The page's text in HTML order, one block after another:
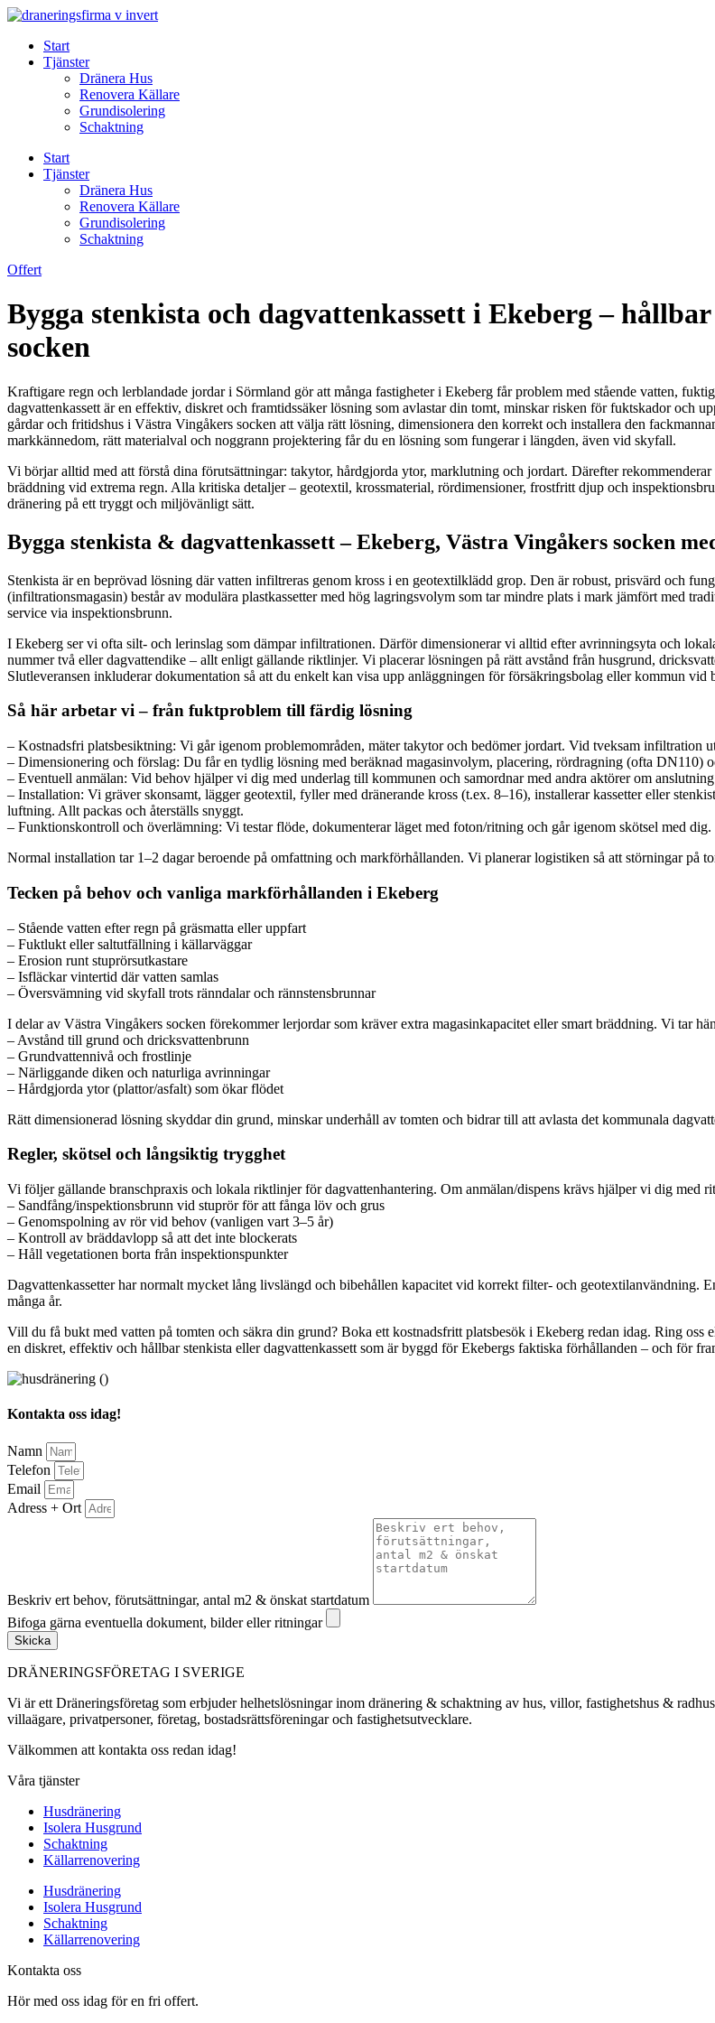
Skip
contentStart
Tjänster
Dränera Hus
Renovera Källare
Grundisolering
Schaktning
Start
Tjänster
Dränera Hus
Renovera Källare
Grundisolering
Schaktning
Offert
Bygga stenkista och dagvattenkassett i Ekeberg –
socken
Kraftigare regn och lerblandade jordar i Sörmland gör att många fastigheter i Ekeberg får problem med stående vatten,
dagvattenkassett är en effektiv, diskret och framtidssäker lösning som avlastar din tomt, minskar risken för fuktskador och
gårdar och fritidshus i Västra Vingåkers socken att välja rätt lösning, dimensionera den korrekt och installera den
markkännedom, rätt materialval och noggrann projektering får du en lösning som fungerar i längden, även vid skyfall.
Vi börjar alltid med att förstå dina förutsättningar: takytor, hårdgjorda ytor, marklutning och jordart. Därefter
bräddning vid extrema regn. Alla kritiska detaljer – geotextil, krossmaterial, rördimensioner, frostfritt djup och
dränering på ett tryggt och miljövänligt sätt.
Bygga stenkista & dagvattenkassett – Ekeberg, Västra Vingåkers socken
Stenkista är en beprövad lösning där vatten infiltreras genom kross i en geotextilklädd grop. Den är robust, prisvärd och
(infiltrationsmagasin) består av modulära plastkassetter med hög lagringsvolym som tar mindre plats i mark jämfört med
service via inspektionsbrunn.
I Ekeberg ser vi ofta silt- och lerinslag som dämpar infiltrationen. Därför dimensionerar vi alltid efter avrinningsyta och
nummer två eller dagvattendike – allt enligt gällande riktlinjer. Vi placerar lösningen på rätt avstånd från husgrund,
Slutleveransen inkluderar dokumentation så att du enkelt kan visa upp anläggningen för försäkringsbolag eller kommun vid
Så här arbetar vi – från fuktproblem till färdig lösning
– Kostnadsfri platsbesiktning: Vi går igenom problemområden, mäter takytor och bedömer jordart. Vid tveksam infiltration
– Dimensionering och förslag: Du får en tydlig lösning med beräknad magasinvolym, placering, rördragning (ofta DN110)
– Eventuell anmälan: Vid behov hjälper vi dig med underlag till kommunen och samordnar med andra aktörer om
– Installation: Vi gräver skonsamt, lägger geotextil, fyller med dränerande kross (t.ex. 8–16), installerar kassetter eller
luftning. Allt packas och återställs snyggt.
– Funktionskontroll och överlämning: Vi testar flöde, dokumenterar läget med foton/ritning och går igenom skötsel med dig.
Normal installation tar 1–2 dagar beroende på omfattning och markförhållanden. Vi planerar logistiken så att störningar på
Tecken på behov och vanliga markförhållanden i Ekeberg
– Stående vatten efter regn på gräsmatta eller uppfart
– Fuktlukt eller saltutfällning i källarväggar
– Erosion runt stuprörsutkastare
– Isfläckar vintertid där vatten samlas
– Översvämning vid skyfall trots ränndalar och rännstensbrunnar
I delar av Västra Vingåkers socken förekommer lerjordar som kräver extra magasinkapacitet eller smart bräddning. Vi tar
– Avstånd till grund och dricksvattenbrunn
– Grundvattennivå och frostlinje
– Närliggande diken och naturliga avrinningar
– Hårdgjorda ytor (plattor/asfalt) som ökar flödet
Rätt dimensionerad lösning skyddar din grund, minskar underhåll av tomten och bidrar till att avlasta det kommunala
Regler, skötsel och långsiktig trygghet
Vi följer gällande branschpraxis och lokala riktlinjer för dagvattenhantering. Om anmälan/dispens krävs hjälper vi dig med
– Sandfång/inspektionsbrunn vid stuprör för att fånga löv och grus
– Genomspolning av rör vid behov (vanligen vart 3–5 år)
– Kontroll av bräddavlopp så att det inte blockerats
– Håll vegetationen borta från inspektionspunkter
Dagvattenkassetter har normalt mycket lång livslängd och bibehållen kapacitet vid korrekt filter- och geotextilanvändning.
många år.
Vill du få bukt med vatten på tomten och säkra din grund? Boka ett kostnadsfritt platsbesök i Ekeberg redan idag. Ring
en diskret, effektiv och hållbar stenkista eller dagvattenkassett som är byggd för Ekebergs faktiska förhållanden – och för
Kontakta oss idag!
Namn
Telefon
Email
Adress + Ort
Beskriv ert behov, förutsättningar, antal m2 & önskat startdatum
Bifoga gärna eventuella dokument, bilder eller ritningar
Skicka
DRÄNERINGSFÖRETAG I SVERIGE
Vi är ett Dräneringsföretag som erbjuder helhetslösningar inom dränering & schaktning av hus, villor, fastighetshus &
villaägare, privatpersoner, företag, bostadsrättsföreningar och fastighetsutvecklare.
Välkommen att kontakta oss redan idag!
Våra tjänster
Husdränering
Isolera Husgrund
Schaktning
Källarrenovering
Husdränering
Isolera Husgrund
Schaktning
Källarrenovering
Kontakta oss
Hör med oss idag för en fri offert.